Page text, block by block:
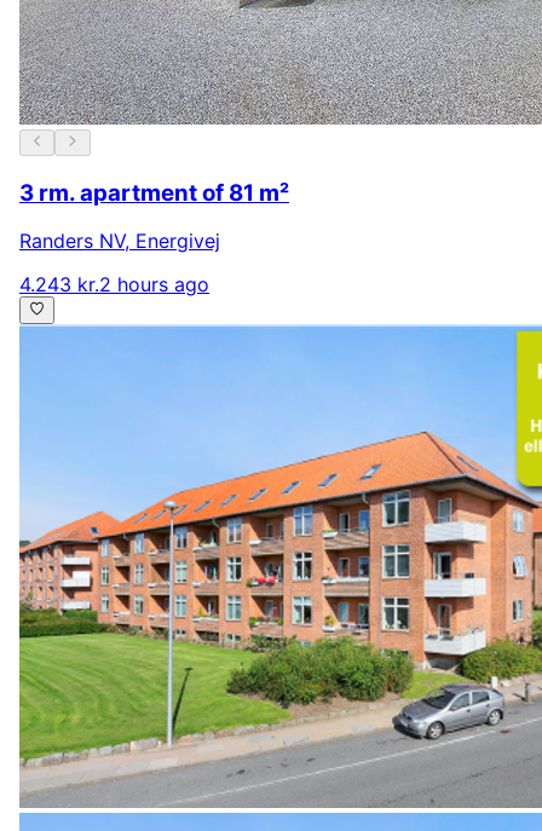
3 rm. apartment of 81 m²
Randers NV, Energivej
4.243 kr.2 hours ago